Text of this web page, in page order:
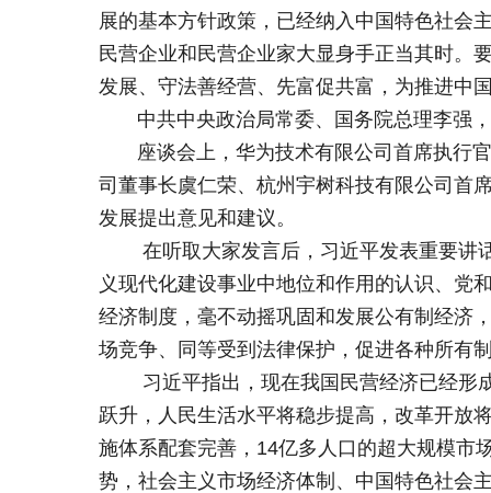
展的基本方针政策，已经纳入中国特色社会
民营企业和民营企业家大显身手正当其时。
发展、守法善经营、先富促共富，为推进中
中共中央政治局常委、国务院总理李强，
座谈会上，华为技术有限公司首席执行官
司董事长虞仁荣、杭州宇树科技有限公司首
发展提出意见和建议。
在听取大家发言后，习近平发表重要讲话
义现代化建设事业中地位和作用的认识、党
经济制度，毫不动摇巩固和发展公有制经济
场竞争、同等受到法律保护，促进各种所有
习近平指出，现在我国民营经济已经形成
跃升，人民生活水平将稳步提高，改革开放
施体系配套完善，14亿多人口的超大规模市
势，社会主义市场经济体制、中国特色社会